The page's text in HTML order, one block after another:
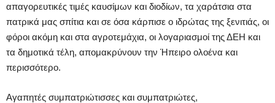
απαγορευτικές τιμές καυσίμων και διοδίων, τα χαράτσια στα
πατρικά μας σπίτια και σε όσα κάρπισε ο ιδρώτας της ξενιτιάς, οι
φόροι ακόμη και στα αγροτεμάχια, οι λογαριασμοί της ΔΕΗ και
τα δημοτικά τέλη, απομακρύνουν την Ήπειρο ολοένα και
περισσότερο.
Αγαπητές συμπατριώτισσες και συμπατριώτες,